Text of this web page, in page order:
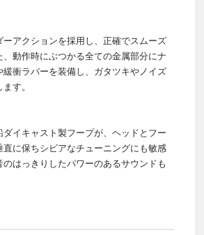
ーアクションを採用し、正確でスムーズ
、動作時にぶつかる全ての金属部分にナ
緩衝ラバーを装備し、ガタツキやノイズ
す。
イキャスト製フープが、ヘッドとフー
直に保ちシビアなチューニングにも敏感
のはっきりしたパワーのあるサウンドも